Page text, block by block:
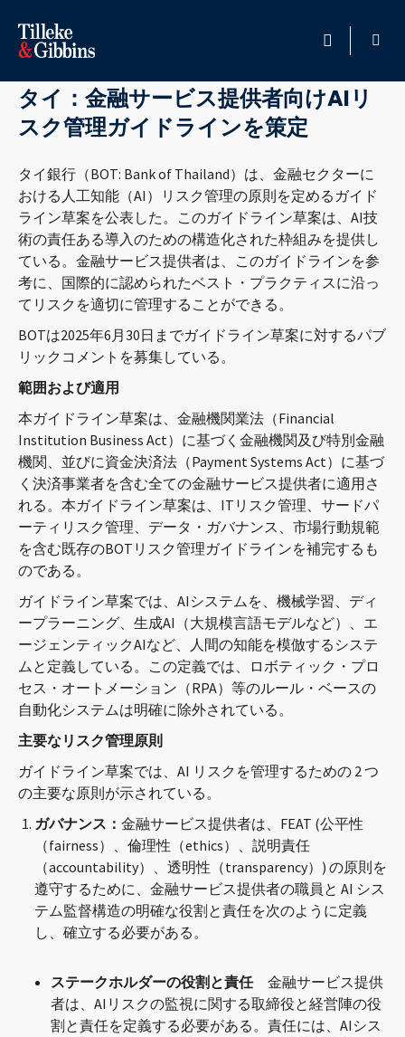
HOME
PROFESSIONALS
拠点
サービス
情報
CAREERS
連絡先
Languages
7月 18, 2025
タイ：金融サービス提供者向けAIリ
スク管理ガイドラインを策定
タイ銀行（BOT: Bank of Thailand）は、金融セクターに
おける人工知能（AI）リスク管理の原則を定めるガイド
ライン草案を公表した。このガイドライン草案は、AI技
術の責任ある導入のための構造化された枠組みを提供し
ている。金融サービス提供者は、このガイドラインを参
考に、国際的に認められたベスト・プラクティスに沿っ
てリスクを適切に管理することができる。
BOTは2025年6月30日までガイドライン草案に対するパブ
リックコメントを募集している。
範囲および適用
本ガイドライン草案は、金融機関業法（Financial
Institution Business Act）に基づく金融機関及び特別金融
機関、並びに資金決済法（Payment Systems Act）に基づ
く決済事業者を含む全ての金融サービス提供者に適用さ
れる。本ガイドライン草案は、ITリスク管理、サードパ
ーティリスク管理、データ・ガバナンス、市場行動規範
を含む既存のBOTリスク管理ガイドラインを補完するも
のである。
ガイドライン草案では、AIシステムを、機械学習、ディ
ープラーニング、生成AI（大規模言語モデルなど）、エ
ージェンティックAIなど、人間の知能を模倣するシステ
ムと定義している。この定義では、ロボティック・プロ
セス・オートメーション（RPA）等のルール・ベースの
自動化システムは明確に除外されている。
主要なリスク管理原則
ガイドライン草案では、AI リスクを管理するための 2 つ
の主要な原則が示されている。
ガバナンス： 金融サービス提供者は、FEAT (公平性
（fairness）、倫理性（ethics）、説明責任
（accountability）、透明性（transparency）) の原則を
遵守するために、金融サービス提供者の職員と AI シス
テム監督構造の明確な役割と責任を次のように定義
し、確立する必要がある。
ステークホルダーの役割と責任金融サービス提供
者は、AIリスクの監視に関する取締役と経営陣の役
割と責任を定義する必要がある。責任には、AIシス